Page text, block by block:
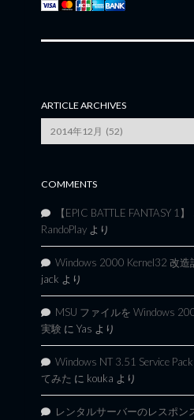
ARTICLE ARCHIVES
Archives
COMMENTS
【EPIC BATTLE FANTASY 1
RandoPlay より
Windows 2000 Kernel32 改造
jack より
MSU ファイルを Windows
実験 に Yas より
Windows NT 3.51 Service
てみた に kouka より
レンタルサーバーのレスポン